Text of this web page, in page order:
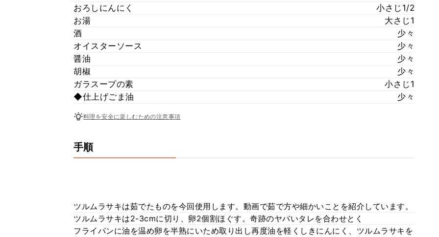
おろしにんにく
小さじ1/2
お湯
大さじ1
酒
少々
オイスターソース
少々
醤油
少々
胡椒
少々
ガラスープの素
小さじ1
◆仕上げごま油
少々
料理を安全に楽しむための注意事項
手順
ツルムラサキは茹でたものを今回使用します。動画で茹で方や細かいことを紹介しています。
ツルムラサキは2-3cmに切り、卵2個割ほぐす。奇跡のヤバいタレを合わせとく
フライパンに油を温め卵を半熟にいため取り出し再度油を軽くしきにんにく、ツルムラサキを